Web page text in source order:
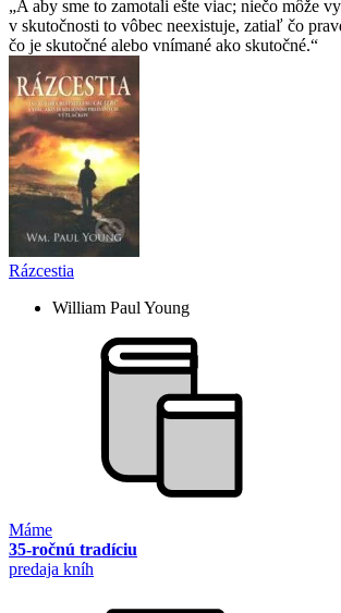
A aby sme to zamotali ešte viac; niečo môže
v skutočnosti to vôbec neexistuje, zatiaľ čo
čo je skutočné alebo vnímané ako skutočné.
Rázcestia
William Paul Young
Máme
35-ročnú tradíciu
predaja kníh